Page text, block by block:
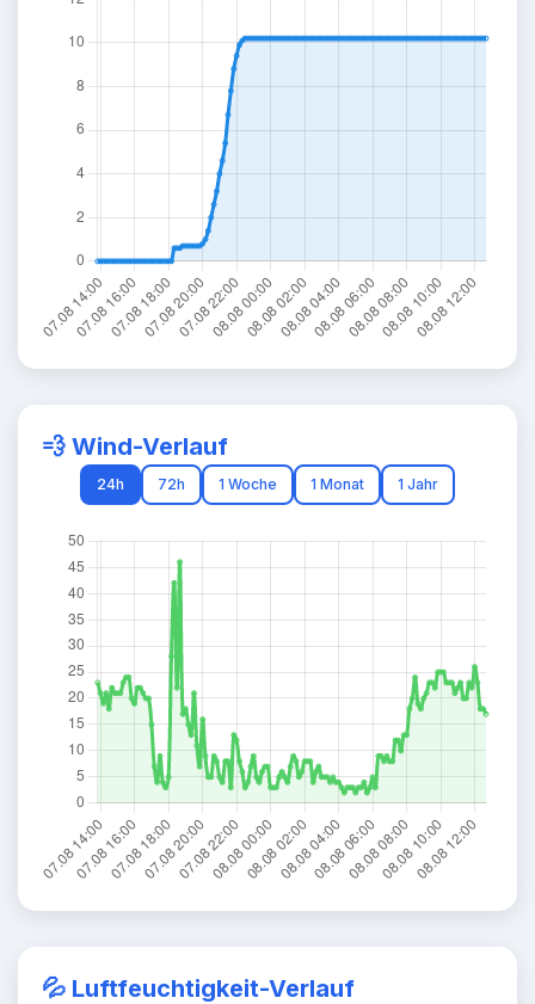
💨 Wind-Verlauf
24h 72h 1 Woche 1 Monat 1 Jahr
💦 Luftfeuchtigkeit-Verlauf